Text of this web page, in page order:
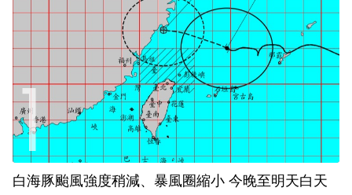
白海豚颱風強度稍減、暴風圈縮小 今晚至明天白天